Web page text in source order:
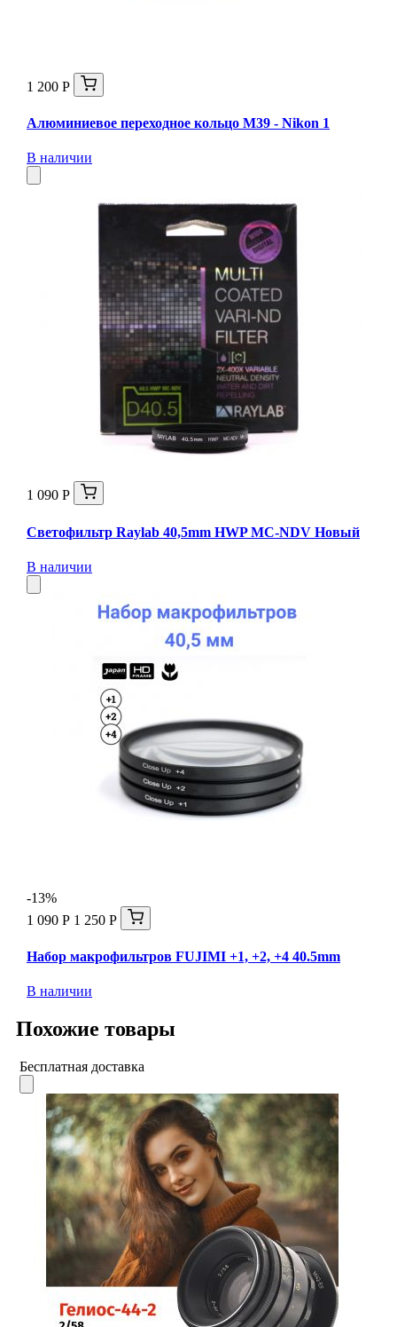
1 200 Р
Алюминиевое переходное кольцо M39 - Nikon 1
В наличии
1 090 Р
Светофильтр Raylab 40,5mm HWP MC-NDV Новый
В наличии
-13%
1 090 Р 1 250 Р
Набор макрофильтров FUJIMI +1, +2, +4 40.5mm
В наличии
Похожие товары
Бесплатная доставка